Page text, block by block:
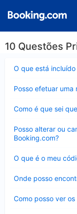
10 Questões
O que está
fechado
Posso efetuar
fechado
Como é que sei
fechado
Posso alterar ou
Booking.com?
fechado
O que é o meu
fechado
Onde posso
fechado
Como posso ver
fechado